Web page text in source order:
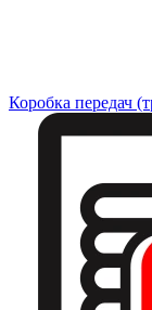
Коробка передач